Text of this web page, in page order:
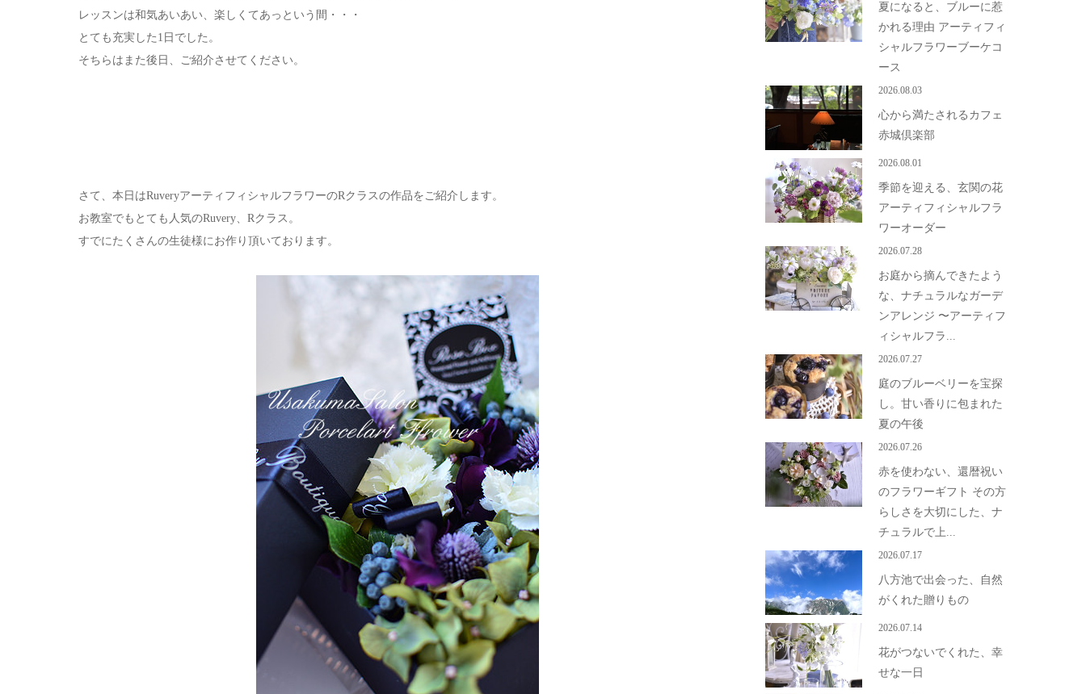
レッスンは和気あいあい、楽しくてあっという間・・・
とても充実した1日でした。
そちらはまた後日、ご紹介させてください。
さて、本日はRuveryアーティフィシャルフラワーのRクラスの作品をご紹介します。
お教室でもとても人気のRuvery、Rクラス。
すでにたくさんの生徒様にお作り頂いております。
夏になると、ブルーに惹
かれる理由 アーティフィ
シャルフラワーブーケコ
ース
2026.08.03
心から満たされるカフェ
赤城倶楽部
2026.08.01
季節を迎える、玄関の花
アーティフィシャルフラ
ワーオーダー
2026.07.28
お庭から摘んできたよう
な、ナチュラルなガーデ
ンアレンジ 〜アーティフ
ィシャルフラ...
2026.07.27
庭のブルーベリーを宝探
し。甘い香りに包まれた
夏の午後
2026.07.26
赤を使わない、還暦祝い
のフラワーギフト その方
らしさを大切にした、ナ
チュラルで上...
2026.07.17
八方池で出会った、自然
がくれた贈りもの
2026.07.14
花がつないでくれた、幸
せな一日